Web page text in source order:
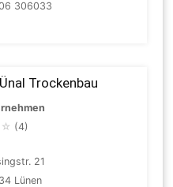
306033
Trockenbau
☆ (4)
21
Lünen